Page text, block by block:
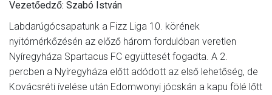
Vezetőedző: Szabó István
Labdarúgócsapatunk a Fizz Liga 10. körének
nyitómérkőzésén az előző három fordulóban veretlen
Nyíregyháza Spartacus FC együttesét fogadta. A 2.
percben a Nyíregyháza előtt adódott az első lehetőség, de
Kovácsréti ívelése után Edomwonyi jócskán a kapu fölé lőtt